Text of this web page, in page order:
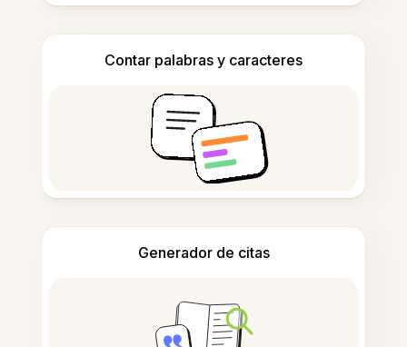
Contar palabras y caracteres
Generador de citas